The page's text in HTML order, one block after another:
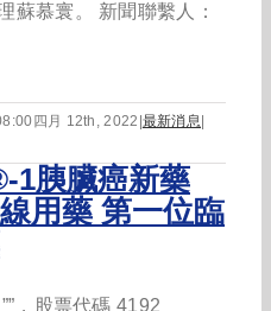
蘇慕寰。 新聞聯繫人：
四月 12th, 2022 最新消息
1胰臟癌新藥
用藥 第一位臨
，股票代碼 4192